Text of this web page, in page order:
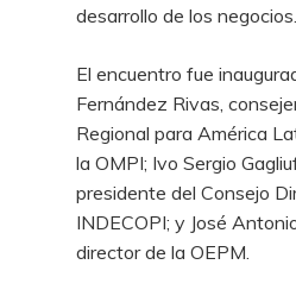
desarrollo de los negocios.
El encuentro fue
Fernández Rivas,
Regional para América
la OMPI; Ivo Sergio
presidente del Consejo
INDECOPI; y José
director de la OEPM.